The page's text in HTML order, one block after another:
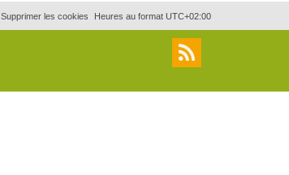
Heures au format UTC+02:00
Supprimer les cookies